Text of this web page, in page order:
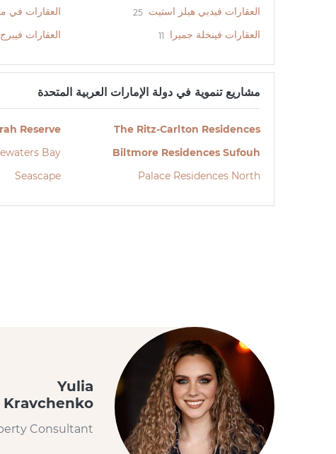
العقارات فيدبي هيلز استيت 25 العقارات في
العقارات فينخلة جميرا 11 العقارات
مشاريع تنموية في دولة الإمارات العربية المتحدة
The Ritz-Carlton Residences
Reserve
Biltmore Residences Sufouh
Bay
Palace Residences North
Seascape
Yulia
Kravchenko
Consultant